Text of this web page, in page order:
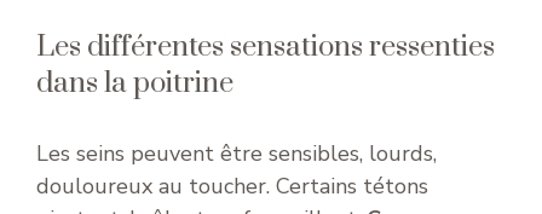
Les différentes sensations ressenties
dans la poitrine
Les seins peuvent être sensibles, lourds,
douloureux au toucher. Certains tétons